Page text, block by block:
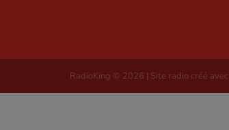
RadioKing © 2026 | Site radio créé avec